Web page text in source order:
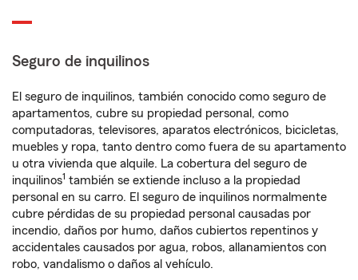
Seguro de inquilinos
El seguro de inquilinos, también conocido como seguro de
apartamentos, cubre su propiedad personal, como
computadoras, televisores, aparatos electrónicos, bicicletas,
muebles y ropa, tanto dentro como fuera de su apartamento
u otra vivienda que alquile. La cobertura del seguro de
inquilinos1 también se extiende incluso a la propiedad
personal en su carro. El seguro de inquilinos normalmente
cubre pérdidas de su propiedad personal causadas por
incendio, daños por humo, daños cubiertos repentinos y
accidentales causados por agua, robos, allanamientos con
robo, vandalismo o daños al vehículo.